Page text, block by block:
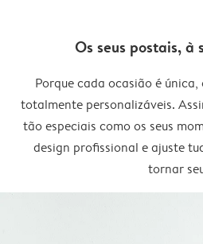
Os seus postais, à
Porque cada ocasião é
totalmente personalizáveis.
tão especiais como os seus
design profissional e ajuste
tornar